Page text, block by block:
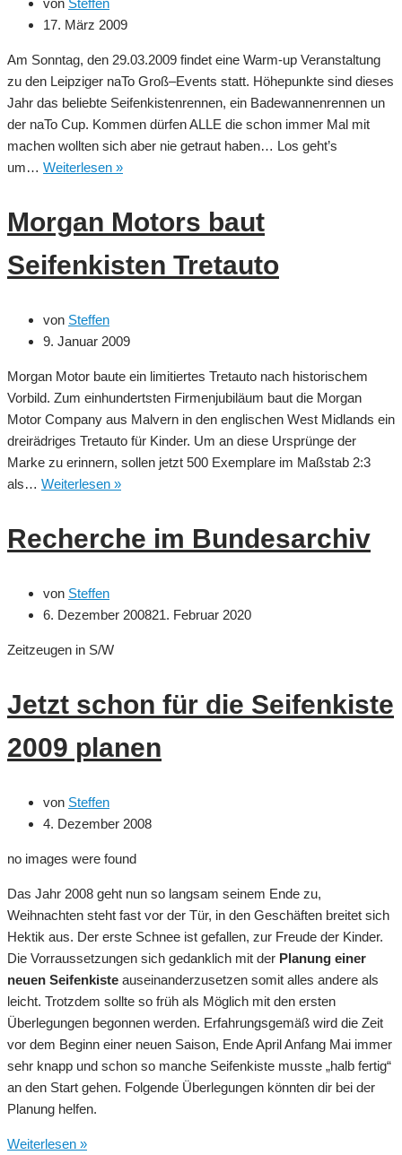
von Steffen
17. März 2009
Am Sonntag, den 29.03.2009 findet eine Warm-up Veranstaltung
zu den Leipziger naTo Groß–Events statt. Höhepunkte sind dieses
Jahr das beliebte Seifenkistenrennen, ein Badewannenrennen un
der naTo Cup. Kommen dürfen ALLE die schon immer Mal mit
machen wollten sich aber nie getraut haben… Los geht’s
um… Weiterlesen »Seifenkisten
up
in
Morgan Motors baut
Seifenkisten Tretauto
von Steffen
9. Januar 2009
Morgan Motor baute ein limitiertes Tretauto nach historischem
Vorbild. Zum einhundertsten Firmenjubiläum baut die Morgan
Motor Company aus Malvern in den englischen West Midlands ein
dreirädriges Tretauto für Kinder. Um an diese Ursprünge der
Marke zu erinnern, sollen jetzt 500 Exemplare im Maßstab 2:3
als… Weiterlesen »Morgan
baut
Seifenkisten
Recherche im Bundesarchiv
von Steffen
6. Dezember 200821. Februar 2020
Zeitzeugen in S/W
Jetzt schon für die Seifenkiste
2009 planen
von Steffen
4. Dezember 2008
no images were found
Das Jahr 2008 geht nun so langsam seinem Ende zu,
Weihnachten steht fast vor der Tür, in den Geschäften breitet sich
Hektik aus. Der erste Schnee ist gefallen, zur Freude der Kinder.
Die Vorraussetzungen sich gedanklich mit der Planung einer
neuen Seifenkiste auseinanderzusetzen somit alles andere als
leicht. Trotzdem sollte so früh als Möglich mit den ersten
Überlegungen begonnen werden. Erfahrungsgemäß wird die Zeit
vor dem Beginn einer neuen Saison, Ende April Anfang Mai immer
sehr knapp und schon so manche Seifenkiste musste „halb fertig“
an den Start gehen. Folgende Überlegungen könnten dir bei der
Planung helfen.
Weiterlesen »Jetzt